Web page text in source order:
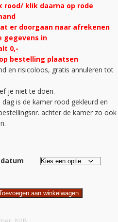
rood/ klik daarna op rode
er doorgaan naar afrekenen
gegevens in
0,-
bestelling plaatsen
en risicoloos, gratis annuleren tot
je niet te doen.
dag is de kamer rood gekleurd en
achter de kamer zo ook
aan winkelwagen